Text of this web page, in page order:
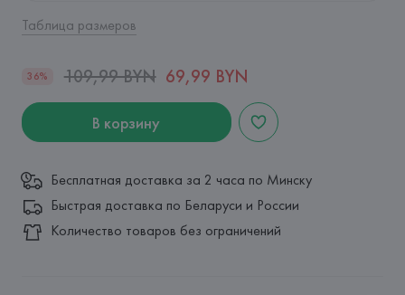
Таблица размеров
36% 109,99 BYN 69,99 BYN
В корзину
Бесплатная доставка за 2 часа по Минску
Быстрая доставка по Беларуси и России
Количество товаров без ограничений